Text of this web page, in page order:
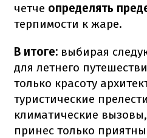
четче определять
терпимости к жаре.
В итоге: выбирая
для летнего
только красоту
туристические
климатические
принес только